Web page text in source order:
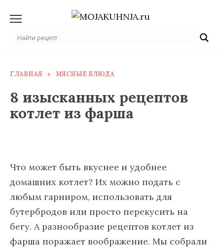
содержанию
ГЛАВНАЯ » МЯСНЫЕ БЛЮДА
8 изысканных рецептов
котлет из фарша
Что может быть вкуснее и удобнее
домашних котлет? Их можно подать с
любым гарниром, использовать для
бутербродов или просто перекусить на
бегу. А разнообразие рецептов котлет из
фарша поражает воображение. Мы собрали